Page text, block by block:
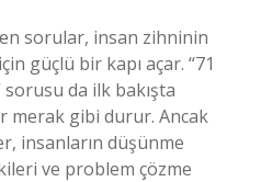
sorular, insan zihninin
güçlü bir kapı açar. “71
da ilk bakışta
merak gibi durur. Ancak
insanların düşünme
ve problem çözme